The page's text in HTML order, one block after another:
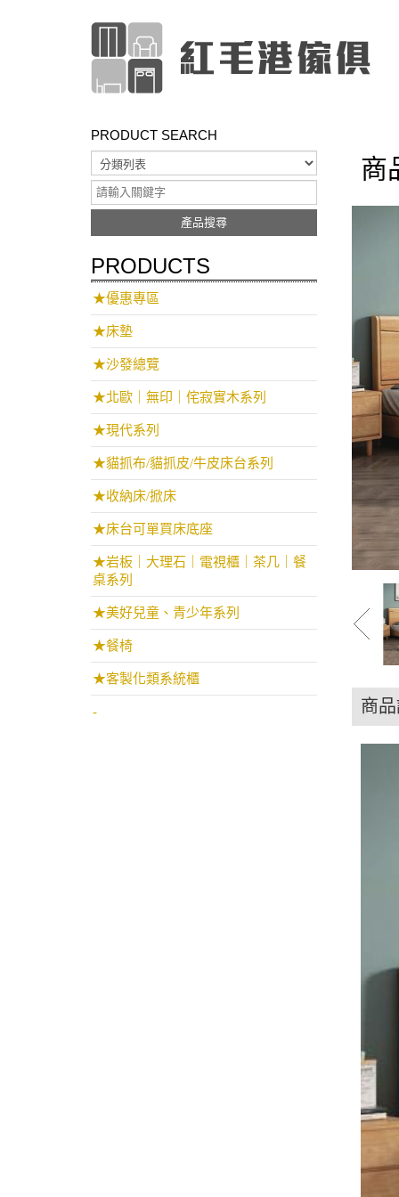
PRODUCT SEARCH
產品搜尋
PRODUCTS
★優惠專區
★床墊
★沙發總覽
★北歐｜無印｜侘寂實木系列
★現代系列
★貓抓布/貓抓皮/牛皮床台系列
★收納床/掀床
★床台可單買床底座
★岩板｜大理石｜電視櫃｜茶几｜餐
桌系列
★美好兒童、青少年系列
★餐椅
★客製化類系統櫃
-
商
商